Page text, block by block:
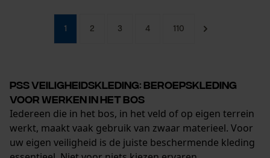
1 2 3 4 110
PSS veiligheidskleding: beroepskleding
voor werken in het bos
Iedereen die in het bos, in het veld of op eigen terrein
werkt, maakt vaak gebruik van zwaar materieel. Voor
uw eigen veiligheid is de juiste beschermende kleding
gegevensverwerking opslaan
Statistische Cookies